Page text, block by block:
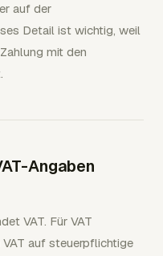
auf der
Detail ist wichtig, weil
mit den
Angaben
VAT. Für VAT
auf steuerpflichtige